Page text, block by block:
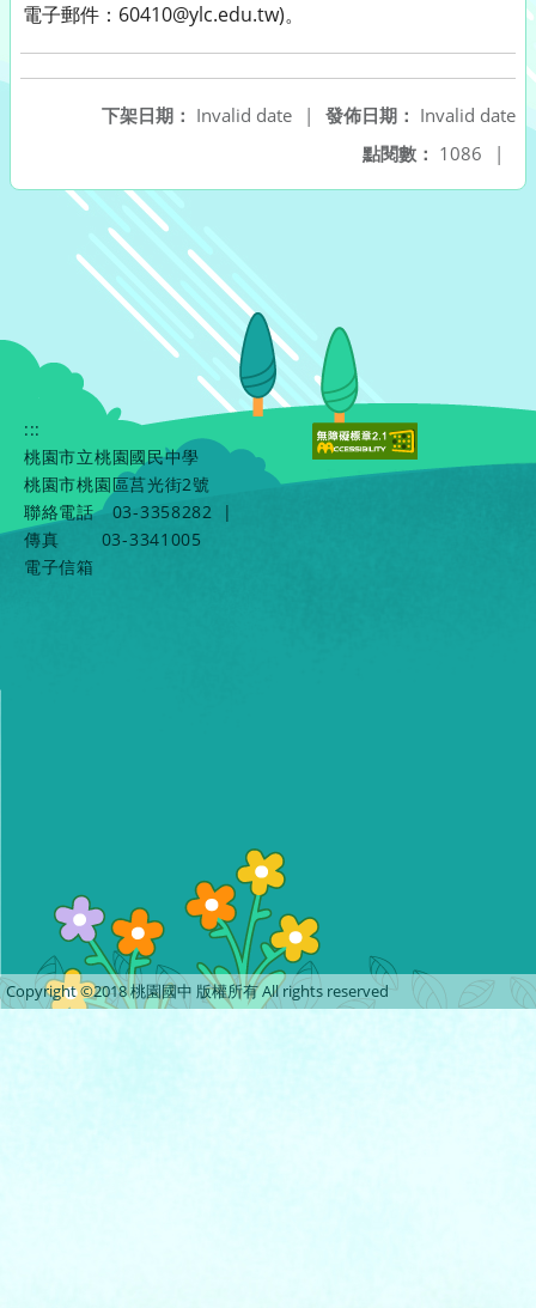
電子郵件：60410@ylc.edu.tw)。
發佈日期： Invalid date
下架日期： Invalid date
|
點閱數： 1086 |
:::
桃園市立桃園國民中學
桃園市桃園區莒光街2號
聯絡電話
03-3358282
|
傳真
03-3341005
電子信箱
Copyright ©2018 桃園國中 版權所有 All rights reserved